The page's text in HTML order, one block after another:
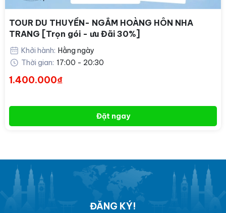
TOUR DU THUYỀN- NGẮM HOÀNG HÔN NHA
TRANG [Trọn gói - ưu Đãi 30%]
Khởi hành: Hằng ngày
Thời gian: 17:00 - 20:30
1.400.000₫
Đặt ngay
ĐĂNG KÝ!